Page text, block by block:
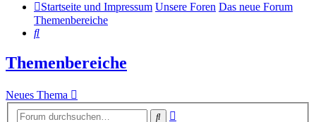
Startseite und Impressum Unsere Foren Das neue Forum
Themenbereiche
Suche
Themenbereiche
Neues Thema
Suche